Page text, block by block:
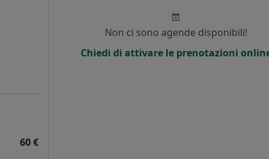
60 €
Non ci sono agende disponibili!
Chiedi di attivare le prenotazioni